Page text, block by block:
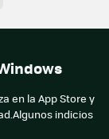
en la App Store y
indicios